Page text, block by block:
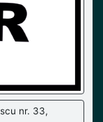
nr. 33,